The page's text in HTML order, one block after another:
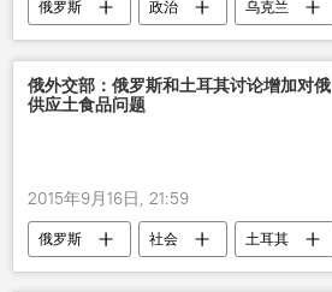
俄罗斯 政治
乌克兰
欧安组织
乌克兰事件
俄外交部：俄罗斯和土耳其讨论增加对俄
供应土食品问题
2015年9月16日, 21:59
俄罗斯 社会 土耳其